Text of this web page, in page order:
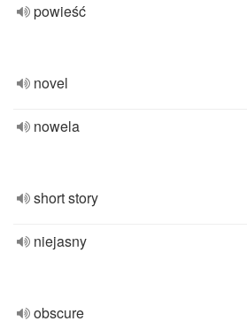
powieść
novel
nowela
short story
niejasny
obscure